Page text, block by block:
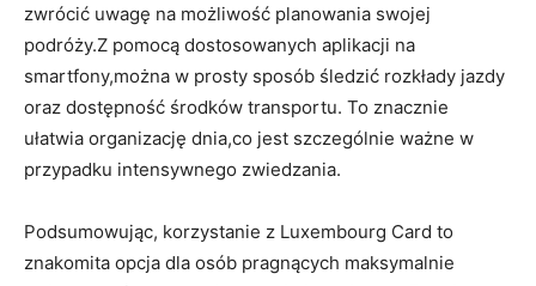
zwrócić uwagę na możliwość planowania swojej
‍podróży.Z ‌pomocą dostosowanych aplikacji⁤ na
smartfony,można ‍w prosty sposób śledzić rozkłady jazdy
oraz ​dostępność środków‍ transportu. To znacznie
ułatwia ​organizację dnia,co jest szczególnie ważne w
przypadku intensywnego zwiedzania.
Podsumowując, korzystanie z ​Luxembourg Card to
znakomita opcja dla ⁤osób pragnących maksymalnie